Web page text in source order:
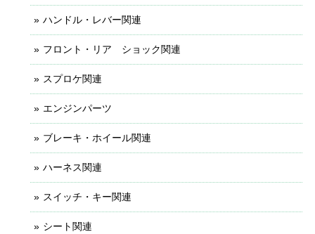
ハンドル・レバー関連
フロント・リア ショック関連
スプロケ関連
エンジンパーツ
ブレーキ・ホイール関連
ハーネス関連
スイッチ・キー関連
シート関連